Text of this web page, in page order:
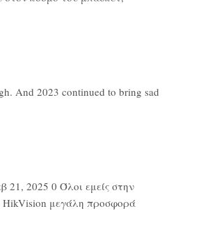
And 2023 continued to bring sad
21, 2025 0 Όλοι εμείς στην
HikVision μεγάλη προσφορά